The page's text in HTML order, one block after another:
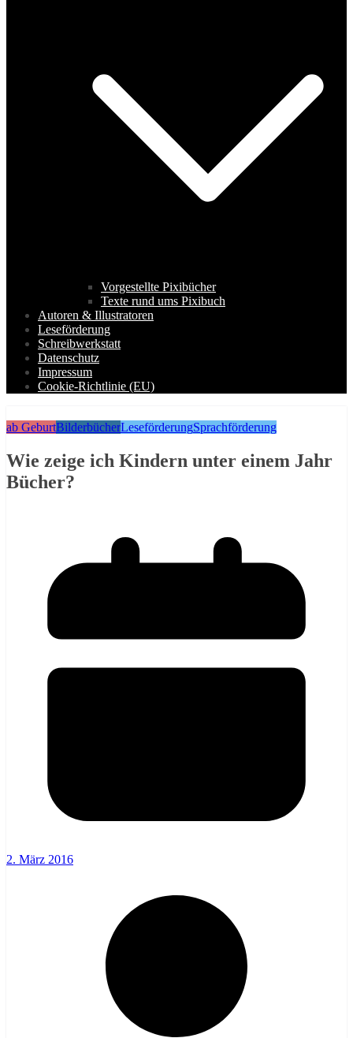
Vorgestellte Pixibücher
Texte rund ums Pixibuch
Autoren & Illustratoren
Leseförderung
Schreibwerkstatt
Datenschutz
Impressum
Cookie-Richtlinie (EU)
ab GeburtBilderbücherLeseförderungSprachförderung
Wie zeige ich Kindern unter einem Jahr
Bücher?
2. März 2016